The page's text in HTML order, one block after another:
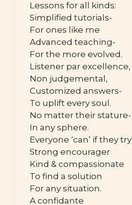
Lessons for all kinds:
Simplified tutorials-
For ones like me
Advanced teaching-
For the more evolved.
Listener par excellence,
Non judgemental,
Customized answers-
To uplift every soul.
No matter their stature-
In any sphere.
Everyone ‘can’ if they try
Strong encourager
Kind & compassionate
To find a solution
For any situation.
A confidante